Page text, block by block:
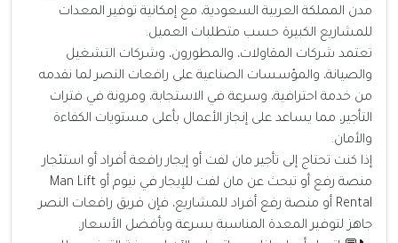
مدن المملكة العربية السعودية، مع إمكانية توفير المعدات
للمشاريع الكبيرة حسب متطلبات العميل.
تعتمد شركات المقاولات، والمطورون، وشركات التشغيل
والصيانة، والمؤسسات الصناعية على رافعات النصر لما نقدمه
من خدمة احترافية، وسرعة في الاستجابة، ومرونة في فترات
التأجير، مما يساعد على إنجاز الأعمال بأعلى مستويات الكفاءة
والأمان.
إذا كنت تحتاج إلى تأجير مان لفت أو إيجار رافعة أفراد أو استئجار
منصة رفع أو تبحث عن مان لفت للإيجار في نيوم أو Man Lift
Rental أو منصة رفع أفراد للمشاريع، فإن فريق رافعات النصر
جاهز لتوفير المعدة المناسبة بسرعة وبأفضل الأسعار.